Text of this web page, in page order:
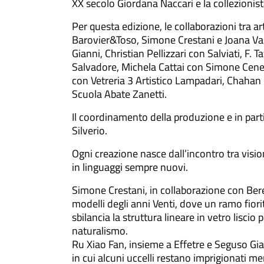
Per questa edizione, le collaborazioni tra
Barovier&Toso, Simone Crestani e Joana
Gianni, Christian Pellizzari con Salviati, F.
Salvadore, Michela Cattai con Simone
con Vetreria 3 Artistico Lampadari,
Scuola Abate Zanetti.
Il coordinamento della produzione e in
Silverio.
Ogni creazione nasce dall’incontro tra
in linguaggi sempre nuovi.
Simone Crestani, in collaborazione con
modelli degli anni Venti, dove un ramo
sbilancia la struttura lineare in vetro liscio
naturalismo.
Ru Xiao Fan, insieme a Effetre e Seguso
in cui alcuni uccelli restano imprigionati